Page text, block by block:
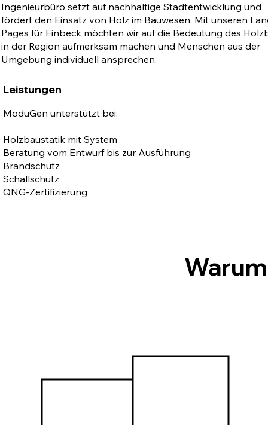
Ingenieurbüro setzt auf nachhaltige Stadtentwicklung und
fördert den Einsatz von Holz im Bauwesen. Mit unseren
Pages für Einbeck möchten wir auf die Bedeutung des
in der Region aufmerksam machen und Menschen aus der
Umgebung individuell ansprechen.
Leistungen
ModuGen unterstützt bei:
Holzbaustatik mit System
Beratung vom Entwurf bis zur Ausführung
Brandschutz
Schallschutz
QNG-Zertifizierung